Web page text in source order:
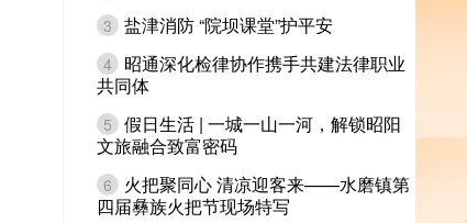
3 盐津消防 “院坝课堂”护平安
4
昭通深化检律协作携手共建法律职业
共同体
5 假日生活 | 一城一山一河，解锁昭阳
文旅融合致富密码
6
火把聚同心 清凉迎客来——水磨镇第
四届彝族火把节现场特写